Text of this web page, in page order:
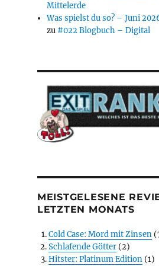
Mittelerde
Was spielst du so? – Juni
zu #022 Blogbuch – Digital
MEISTGELESENE
LETZTEN MONATS
Cold Case: Mord mit Zinsen
Schlafende Götter (2)
Hitster: Platinum Edition (1)